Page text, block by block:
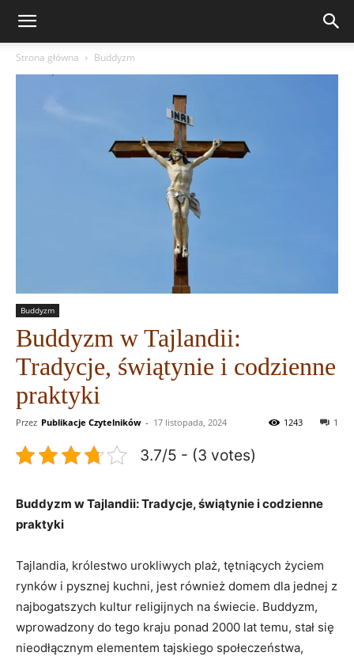
Strona główna Buddyzm
Buddyzm
Buddyzm w Tajlandii:
Tradycje, świątynie i codzienne
praktyki
Przez Publikacje Czytelników - 17 listopada, 2024 1
1243
3.7/5 - (3 votes)
Buddyzm w Tajlandii: Tradycje, świątynie i codzienne
praktyki
Tajlandia, królestwo urokliwych plaż, tętniących życiem​
rynków i pysznej⁣ kuchni, jest również domem ​dla‌ jednej z
najbogatszych kultur religijnych na świecie. Buddyzm,
⁤wprowadzony do ‍tego kraju ponad 2000 lat temu, ⁢stał się
‌nieodłącznym elementem tajskiego ⁣społeczeństwa,